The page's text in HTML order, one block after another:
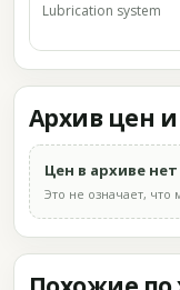
Lubrication system
Архив цен
Цен в архиве нет
Это не означает, что